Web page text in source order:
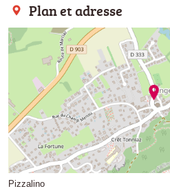
Plan et adresse
Pizzalino